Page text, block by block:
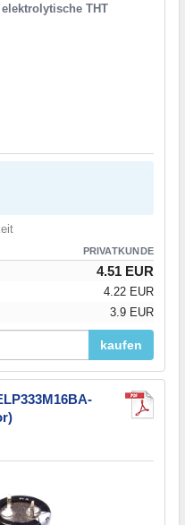
THT
PRIVATKUNDE
4.51 EUR
4.22 EUR
3.9 EUR
kaufen